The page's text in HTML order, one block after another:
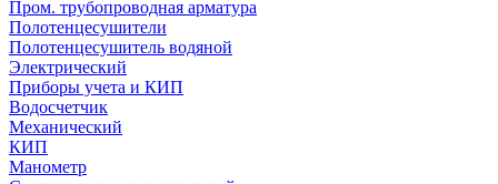
Пром. трубопроводная арматура
Полотенцесушители
Полотенцесушитель водяной
Электрический
Приборы учета и КИП
Водосчетчик
Механический
КИП
Манометр